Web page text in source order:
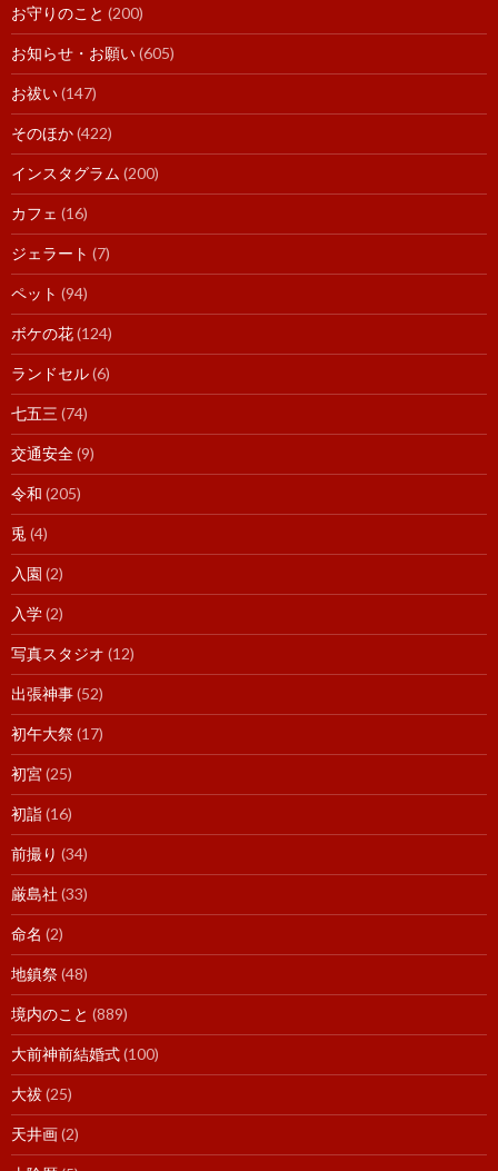
お守りのこと (200)
お知らせ・お願い(605)
お祓い(147)
そのほか(422)
インスタグラム (200)
カフェ (16)
ジェラート (7)
ペット (94)
ボケの花(124)
ランドセル(6)
七五三 (74)
交通安全(9)
令和 (205)
兎 (4)
入園 (2)
入学(2)
写真スタジオ (12)
出張神事(52)
初午大祭(17)
初宮(25)
初詣(16)
前撮り (34)
厳島社 (33)
命名 (2)
地鎮祭(48)
境内のこと (889)
大前神前結婚式(100)
大祓(25)
天井画(2)